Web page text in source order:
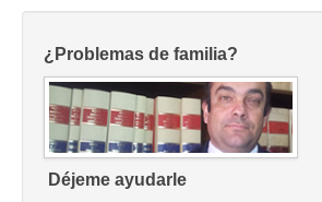
¿Problemas de familia?
Déjeme ayudarle